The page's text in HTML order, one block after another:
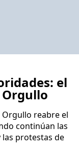
el
Orgullo reabre el
continúan las
protestas de